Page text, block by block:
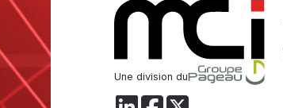
Une division du